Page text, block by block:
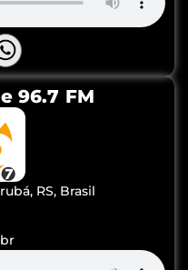
96.7 FM
RS, Brasil